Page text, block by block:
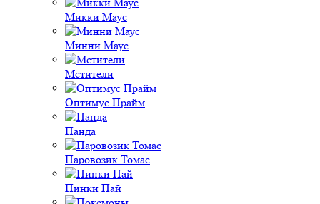
Микки Маус
Минни Маус
Мстители
Оптимус Прайм
Панда
Паровозик Томас
Пинки Пай